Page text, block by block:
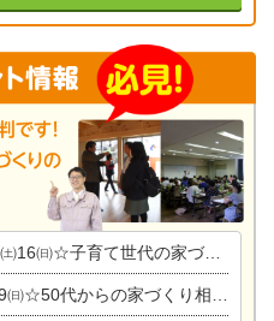
☆子育て世代の家づくり相談会
☆50代からの家づくり相談会